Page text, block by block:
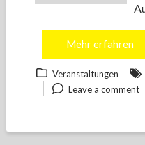
Mehr erfahren
Veranstaltungen
Leave a comment